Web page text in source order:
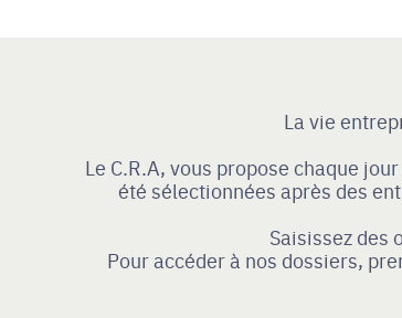
La vie
Le C.R.A, vous propose chaque
été sélectionnées après des
Saisissez des
Pour accéder à nos dossiers,